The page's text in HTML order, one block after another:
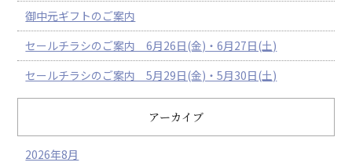
御中元ギフトのご案内
セールチラシのご案内 6月26日(金)・6月27日(土)
セールチラシのご案内 5月29日(金)・5月30日(土)
アーカイブ
2026年8月